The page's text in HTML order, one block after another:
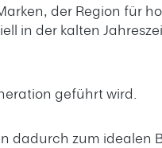
der Region für
in der kalten
geführt wird.
dadurch zum idealen